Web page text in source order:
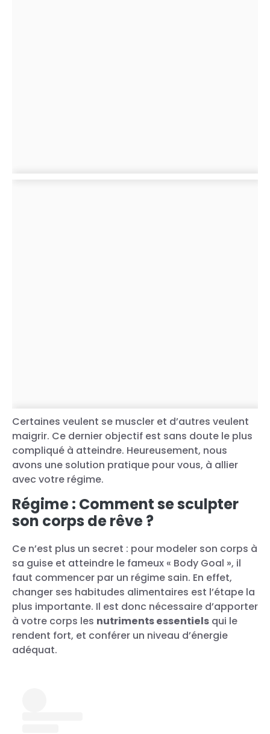
Certaines veulent se muscler et d’autres veulent
maigrir. Ce dernier objectif est sans doute le plus
compliqué à atteindre. Heureusement, nous
avons une solution pratique pour vous, à allier
avec votre régime.
Régime : Comment se sculpter
son corps de rêve ?
Ce n’est plus un secret : pour modeler son corps à
sa guise et atteindre le fameux « Body Goal », il
faut commencer par un régime sain. En effet,
changer ses habitudes alimentaires est l’étape la
plus importante. Il est donc nécessaire d’apporter
à votre corps les nutriments essentiels qui le
rendent fort, et conférer un niveau d’énergie
adéquat.